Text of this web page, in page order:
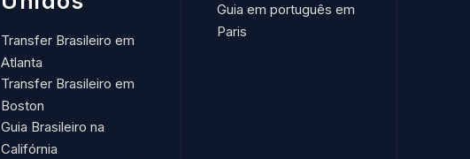
Transfer Brasileiro em
Atlanta
Transfer Brasileiro em
Boston
Guia Brasileiro na
Califórnia
Guia em português em
Paris